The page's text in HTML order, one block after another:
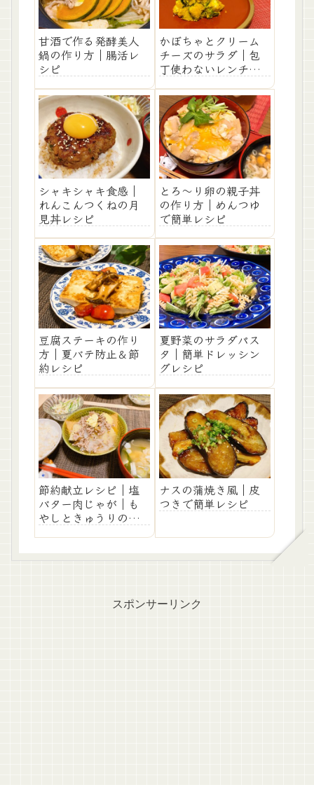
甘酒で作る発酵美人
鍋の作り方｜腸活レ
シピ
かぼちゃとクリーム
チーズのサラダ｜包
丁使わないレンチン
シャキシャキ食感｜
れんこんつくねの月
見丼レシピ
とろ～り卵の親子丼
の作り方｜めんつゆ
で簡単レシピ
豆腐ステーキの作り
方｜夏バテ防止＆節
約レシピ
夏野菜のサラダパス
タ｜簡単ドレッシン
グレシピ
節約献立レシピ｜塩
バター肉じゃが｜も
やしときゅうりのコ
ナスの蒲焼き風｜皮
つきで簡単レシピ
スポンサーリンク